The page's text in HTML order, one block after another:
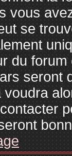
vous
se
du
seront